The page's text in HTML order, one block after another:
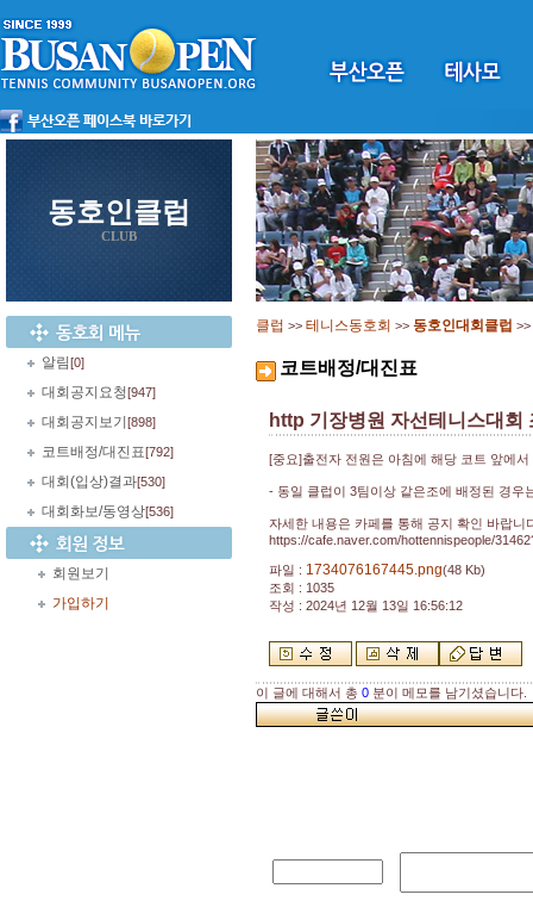
동호인클럽
CLUB
알림[0]
대회공지요청[947]
대회공지보기 [898]
코트배정/대진표[792]
대회(입상)결과[530]
대회화보/동영상[536]
회원보기
가입하기
클럽 >> 테니스동호회 >> 동호인대회클럽 >>
코트배정/대진표
http 기장병원 자선테니스대회
[중요]출전자 전원은 아침에 해당 코트 앞에
- 동일 클럽이 3팀이상 같은조에 배정된 경우
자세한 내용은 카페를 통해 공지 확인 바랍니
https://cafe.naver.com/hottennispeople/
파일 : 1734076167445.png(48 Kb)
조회 : 1035
작성 : 2024년 12월 13일 16:56:12
이 글에 대해서 총 0 분이 메모를 남기셨습니다.